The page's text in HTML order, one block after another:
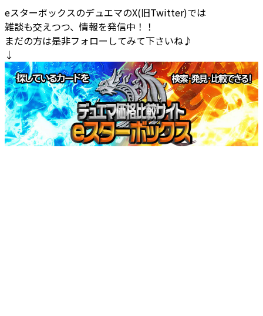
eスターボックスのデュエマのX(旧Twitter)では
雑談も交えつつ、情報を発信中！！
まだの方は是非フォローしてみて下さいね♪
↓